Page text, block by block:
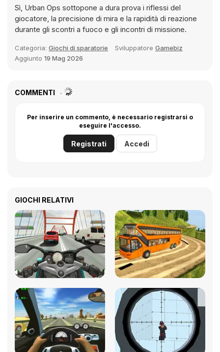
Sì, Urban Ops sottopone a dura prova i riflessi del
giocatore, la precisione di mira e la rapidità di reazione
durante gli scontri a fuoco e gli incontri di missione.
Categoria: Giochi di sparatorie Sviluppatore Gamebiz
Aggiunto 19 Mag 2026
COMMENTI
Per inserire un commento, è necessario registrarsi o
eseguire l'accesso.
Registrati Accedi
GIOCHI RELATIVI